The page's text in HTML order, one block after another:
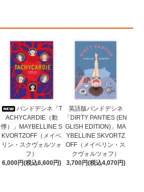
バンドデシネ「T
ACHYCARDIE（動
悸）」MAYBELLINE S
KVORTZOFF（メイベ
リン・スクヴォルツォ
フ）
6,000円(税込6,600円)
英語版バンドデシネ
「DIRTY PANTIES (EN
GLISH EDITION)」MA
YBELLINE SKVORTZ
OFF（メイベリン・ス
クヴォルツォフ）
3,700円(税込4,070円)